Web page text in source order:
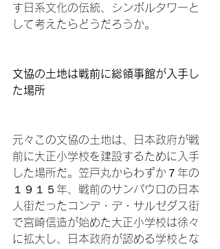
す日系文化の伝統、シンボルタワーと
して考えたらどうだろうか。
文協の土地は戦前に総領事館が入手し
た場所
元々この文協の土地は、日本政府が戦
前に大正小学校を建設するために入手
した場所だ。笠戸丸からわずか７年の
１９１５年、戦前のサンパウロの日本
人街だったコンデ・デ・サルゼダス街
で宮崎信造が始めた大正小学校は徐々
に拡大し、日本政府が認める学校とな